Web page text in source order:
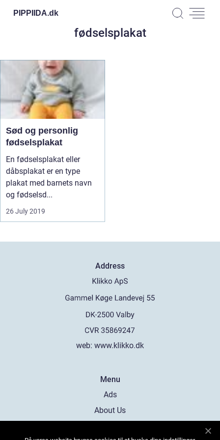
PIPPIIDA.dk
fødselsplakat
Sød og personlig
fødselsplakat
En fødselsplakat eller
dåbsplakat er en type
plakat med barnets navn
og fødselsd...
26 July 2019
Address
web: www.klikko.dk
Menu
Ads
About Us